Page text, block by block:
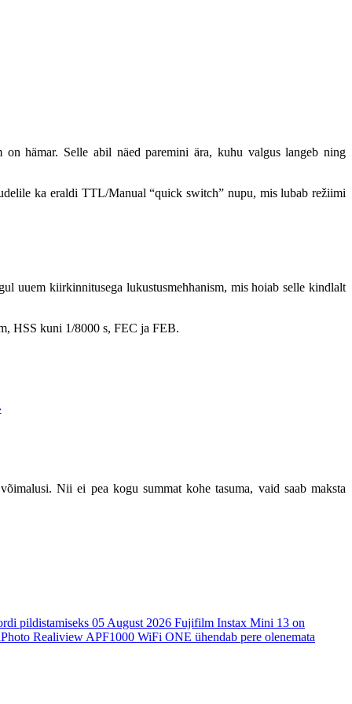
hämar. Selle abil näed paremini ära, kuhu valgus langeb ning
ka eraldi TTL/Manual “quick switch” nupu, mis lubab režiimi
uuem kiirkinnitusega lukustusmehhanism, mis hoiab selle kindlalt
HSS kuni 1/8000 s, FEC ja FEB.
võimalusi. Nii ei pea kogu summat kohe tasuma, vaid saab maksta
pildistamiseks 05 August 2026 Fujifilm Instax Mini 13 on
Realiview APF1000 WiFi ONE ühendab pere olenemata